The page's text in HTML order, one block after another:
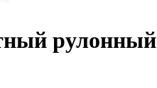
рулонный